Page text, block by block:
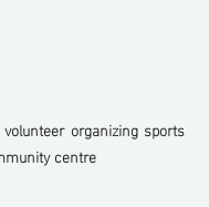
organizing sports
centre